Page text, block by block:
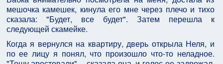
мешочка камешек, кинула его мне через плечо и тихо
сказала: "Будет, все будет". Затем перешла к
следующей скамейке.
Когда я вернулся на квартиру, дверь открыла Неля, и
по ее лицу я понял, что произошло что-то неладное.